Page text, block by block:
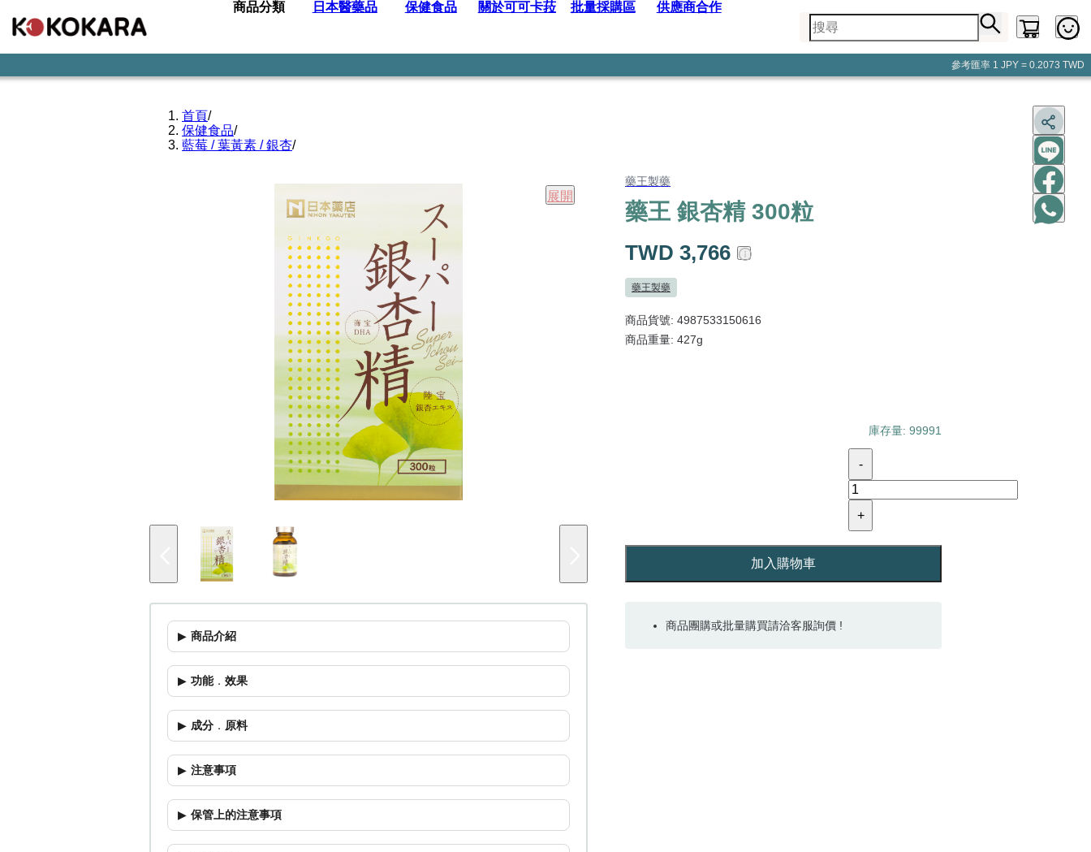
商品分類 日本醫藥品 保健食品 關於可可卡菈 批量採購區 供應商合作
參考匯率 1 JPY = 0.2073 TWD
首頁/
保健食品/
藍莓 / 葉黃素 / 銀杏/
展開
商品介紹
功能． 效果
成分 ． 原料
注意事項
保管上的注意事項
藥王製藥
藥王 銀杏精 300粒
TWD 3,766
藥王製藥
商品貨號: 4987533150616
商品重量: 427g
庫存量: 99991
-
+
加入購物車
商品團購或批量購買請洽客服詢價 !